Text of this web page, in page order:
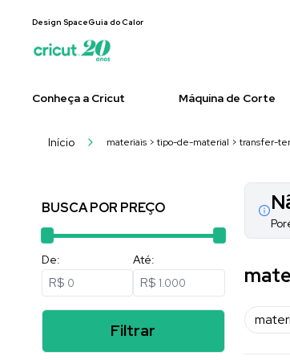
Design SpaceGuia do Calor
Conheça a Cricut Máquina de Corte
Início materiais > tipo-de-material > transfer-
BUSCA POR PREÇO
De:
R$
Até:
R$
Filtrar